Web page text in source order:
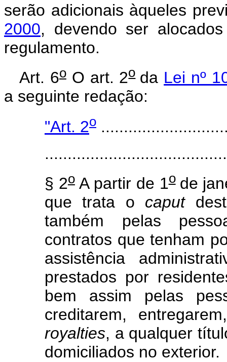
serão adicionais àqueles
2000, devendo ser
regulamento.
Art. 6oO art. 2o da Lei nº
a seguinte redação:
"Art. 2o
§ 2oA partir de 1o de
que trata o caput
também pelas
contratos que tenham
assistência
prestados por
bem assim pelas
creditarem,
royalties, a qualquer
domiciliados no exterior.